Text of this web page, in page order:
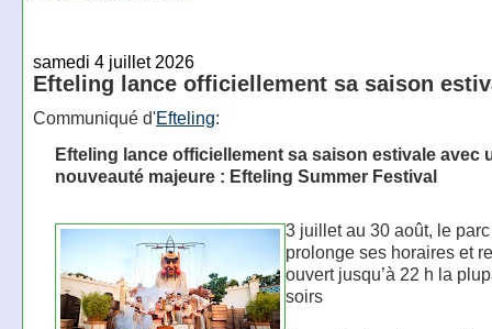
samedi 4 juillet 2026
Efteling lance officiellement sa saison
Communiqué d'Efteling:
Efteling lance officiellement sa saison estivale avec
nouveauté majeure : Efteling Summer Festival
3 juillet au 30 août, le
prolonge ses horaires et
ouvert jusqu’à 22 h la
soirs